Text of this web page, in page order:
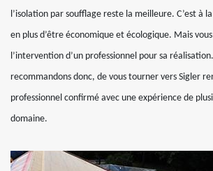
l’isolation par soufflage reste la meilleure. C’est à
en plus d’être économique et écologique. Mais
l’intervention d’un professionnel pour sa
recommandons donc, de vous tourner vers Sigler
professionnel confirmé avec une expérience de
domaine.